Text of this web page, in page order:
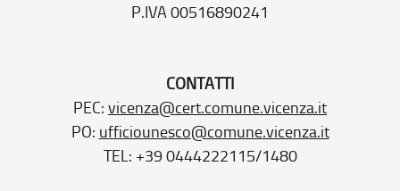
P.IVA 00516890241
CONTATTI
PEC: vicenza@cert.comune.vicenza.it
PO: ufficiounesco@comune.vicenza.it
TEL: +39 0444222115/1480